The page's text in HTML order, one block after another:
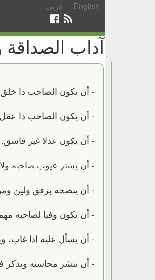
عربي English
آداب
- أن يكون الصاحب ذا
- أن يكون الصاحب ذا
- أن يكون عدلا غير فاسق.
- أن يستر عيوب صاحبه
- أن ينصحه برفق ولين
- أن يكون وفيا لصاحبه
- أن يسأل عليه إذا غاب،
- أن ينشر محاسنه ويذكر